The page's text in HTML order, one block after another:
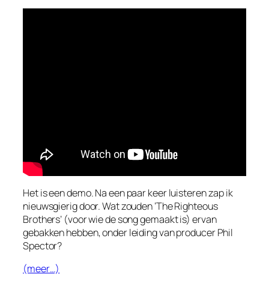
Het is een demo. Na een paar keer luisteren zap ik
nieuwsgierig door. Wat zouden ‘The Righteous
Brothers’ (voor wie de song gemaakt is) ervan
gebakken hebben, onder leiding van producer Phil
Spector?
(meer…)